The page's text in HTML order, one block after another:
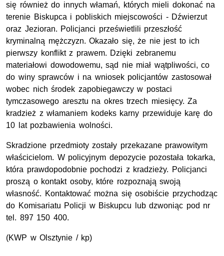
się również do innych włamań, których mieli dokonać na
terenie Biskupca i pobliskich miejscowości - Dźwierzut
oraz Jezioran. Policjanci prześwietlili przeszłość
kryminalną mężczyzn. Okazało się, że nie jest to ich
pierwszy konflikt z prawem. Dzięki zebranemu
materiałowi dowodowemu, sąd nie miał wątpliwości, co
do winy sprawców i na wniosek policjantów zastosował
wobec nich środek zapobiegawczy w postaci
tymczasowego aresztu na okres trzech miesięcy. Za
kradzież z włamaniem kodeks karny przewiduje karę do
10 lat pozbawienia wolności.
Skradzione przedmioty zostały przekazane prawowitym
właścicielom. W policyjnym depozycie pozostała tokarka,
która prawdopodobnie pochodzi z kradzieży. Policjanci
proszą o kontakt osoby, które rozpoznają swoją
własność. Kontaktować można się osobiście przychodząc
do Komisariatu Policji w Biskupcu lub dzwoniąc pod nr
tel. 897 150 400.
(KWP w Olsztynie / kp)